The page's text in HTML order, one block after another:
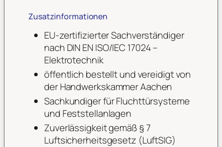
Zusatzinformationen
EU-zertifizierter Sachverständiger
nach DIN EN ISO/IEC 17024 –
Elektrotechnik
öffentlich bestellt und vereidigt von
der Handwerkskammer Aachen
Sachkundiger für Fluchttürsysteme
und Feststellanlagen
Zuverlässigkeit gemäß § 7
Luftsicherheitsgesetz (LuftSIG)